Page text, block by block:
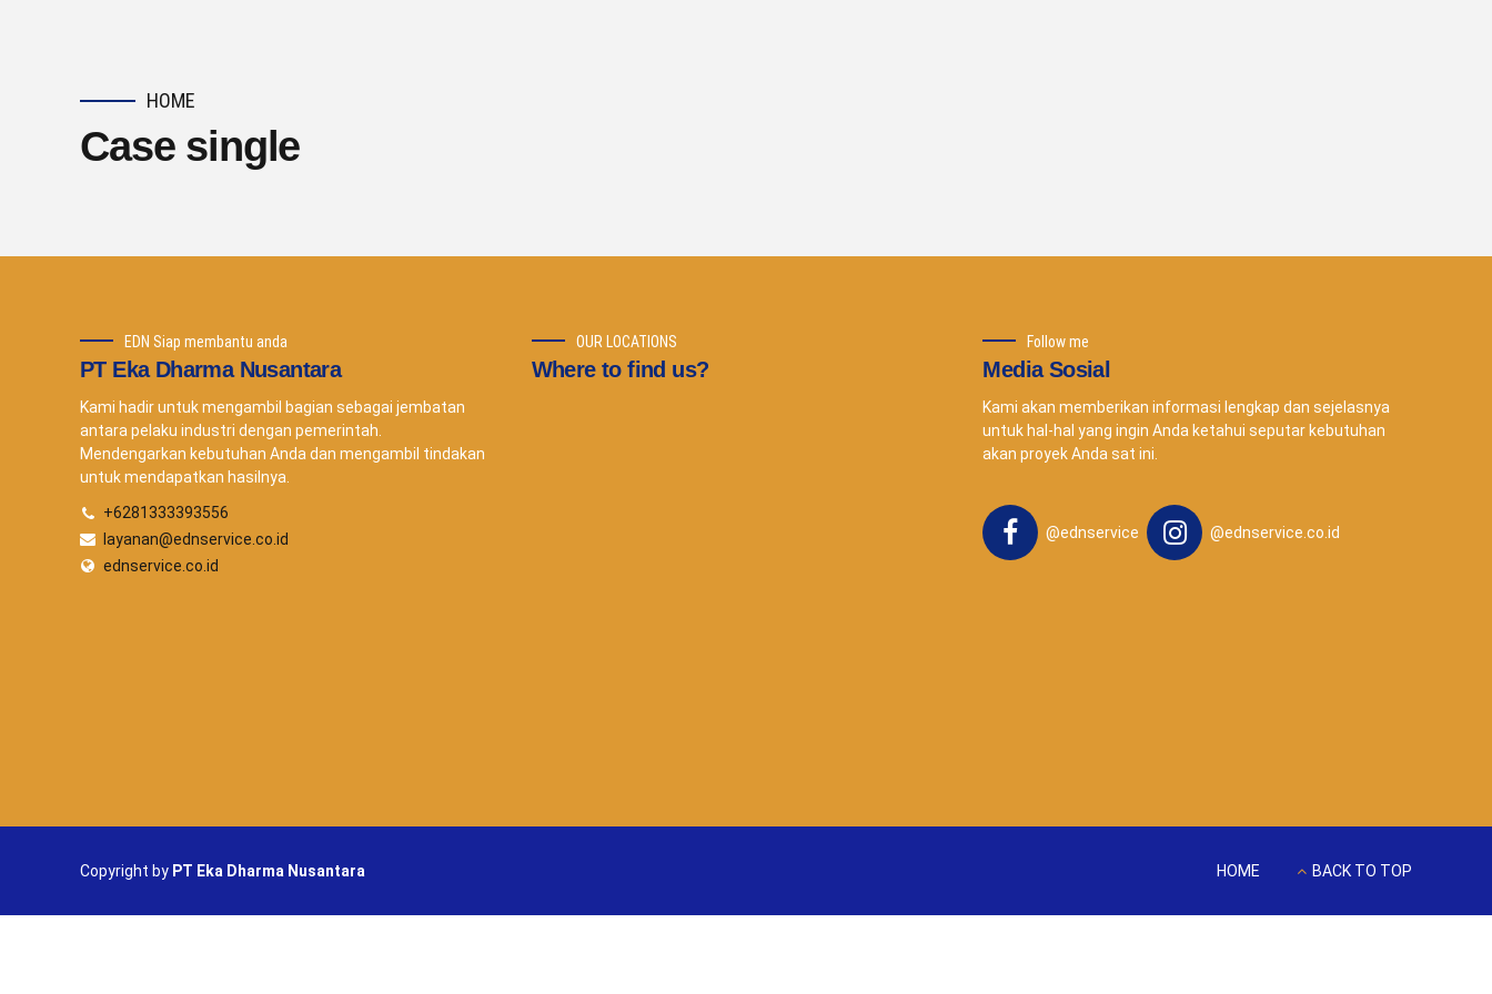
HOME
Case single
EDN Siap membantu anda
PT Eka Dharma Nusantara
Kami hadir untuk mengambil bagian sebagai jembatan
antara pelaku industri dengan pemerintah.
Mendengarkan kebutuhan Anda dan mengambil tindakan
untuk mendapatkan hasilnya.
+6281333393556
layanan@ednservice.co.id
ednservice.co.id
OUR LOCATIONS
Where to find us?
Follow me
Media Sosial
Kami akan memberikan informasi lengkap dan sejelasnya
untuk hal-hal yang ingin Anda ketahui seputar kebutuhan
akan proyek Anda sat ini.
@ednservice @ednservice.co.id
Copyright by PT Eka Dharma Nusantara HOME BACK TO TOP